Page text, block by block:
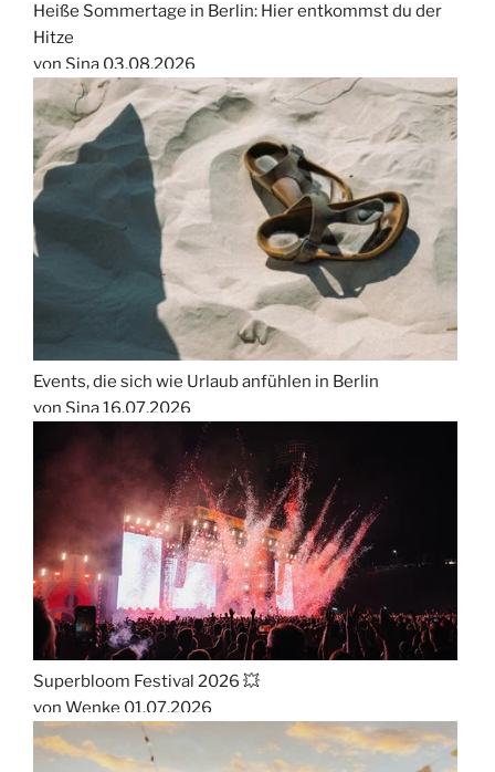
Heiße Sommertage in Berlin: Hier entkommst du der
Hitze
von Sina 03.08.2026
Events, die sich wie Urlaub anfühlen in Berlin
von Sina16.07.2026
Superbloom Festival 2026 💥
von Wenke 01.07.2026